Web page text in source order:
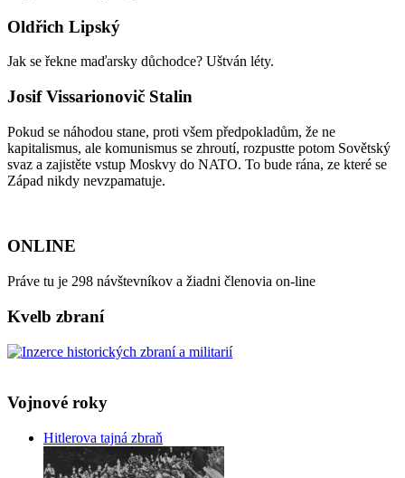
Oldřich Lipský
Jak se řekne maďarsky důchodce? Uštván léty.
Josif Vissarionovič Stalin
Pokud se náhodou stane, proti všem předpokladům, že ne
kapitalismus, ale komunismus se zhroutí, rozpustte potom Sovětský
svaz a zajistěte vstup Moskvy do NATO. To bude rána, ze které se
Západ nikdy nevzpamatuje.
ONLINE
Práve tu je 298 návštevníkov a žiadni členovia on-line
Kvelb zbraní
Vojnové roky
Hitlerova tajná zbraň